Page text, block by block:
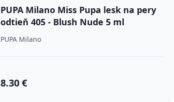
PUPA Milano Miss Pupa lesk na pery
odtieň 405 - Blush Nude 5 ml
PUPA Milano
8.30 €